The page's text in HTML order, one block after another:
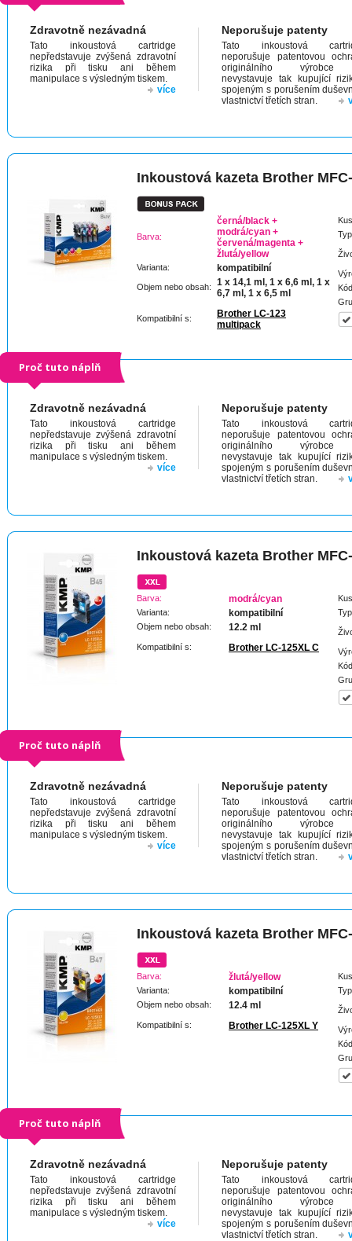
Zdravotně nezávadná
Tato inkoustová cartridge
nepředstavuje zvýšená zdravotní
rizika při tisku ani během
manipulace s výsledným tiskem.
více
Neporušuje patenty
Tato inkoustová
neporušuje patentovou
originálního
nevystavuje tak kupující
spojeným s porušením
vlastnictví třetích stran.
Inkoustová kazeta Brother
Barva:
černá/black +
modrá/cyan +
červená/magenta +
žlutá/yellow
Varianta: kompatibilní
Objem nebo obsah:
1 x 14,1 ml, 1 x 6,6 ml, 1 x
6,7 ml, 1 x 6,5 ml
Kompatibilní s:
Brother LC-123
multipack
Proč tuto náplň
Zdravotně nezávadná
Tato inkoustová cartridge
nepředstavuje zvýšená zdravotní
rizika při tisku ani během
manipulace s výsledným tiskem.
více
Neporušuje patenty
Tato inkoustová
neporušuje patentovou
originálního
nevystavuje tak kupující
spojeným s porušením
vlastnictví třetích stran.
Inkoustová kazeta Brother
Barva: modrá/cyan
Varianta: kompatibilní
Objem nebo obsah: 12.2 ml
Kompatibilní s: Brother LC-125XL C
Proč tuto náplň
Zdravotně nezávadná
Tato inkoustová cartridge
nepředstavuje zvýšená zdravotní
rizika při tisku ani během
manipulace s výsledným tiskem.
více
Neporušuje patenty
Tato inkoustová
neporušuje patentovou
originálního
nevystavuje tak kupující
spojeným s porušením
vlastnictví třetích stran.
Inkoustová kazeta Brother
Barva: žlutá/yellow
Varianta: kompatibilní
Objem nebo obsah: 12.4 ml
Kompatibilní s: Brother LC-125XL Y
Proč tuto náplň
Zdravotně nezávadná
Tato inkoustová cartridge
nepředstavuje zvýšená zdravotní
rizika při tisku ani během
manipulace s výsledným tiskem.
více
Neporušuje patenty
Tato inkoustová
neporušuje patentovou
originálního
nevystavuje tak kupující
spojeným s porušením
vlastnictví třetích stran.